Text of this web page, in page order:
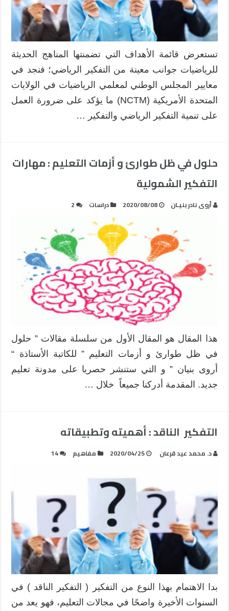
تستعرض قائمة الأهداف التي تضمنتها المناهج الحديثة
للرياضيات جوانب معينة من التفكير الرياضي؛ فنجد في
معايير المجلس الوطني لمعلمي الرياضيات في الولايات
المتحدة الأمريكية (NCTM) ما يؤكد على ضرورة العمل
على تنمية التفكير الرياضي والتفكير …
حلول في ظل طوارئ و أزمات التعليم : مهارات
التفكير الشمولية
أروى نادر بنيـان 2020/08/08 دراسات 2
هذا المقال هو المقال الأول من سلسلة مقالات ” حلول
في ظل طوارئ و أزمات التعليم ” للكاتبة الأستاذة “
أروى بنيان ” و التي ستنشر حصريا على مدونة تعليم
جديد. المقدمة أدركنا جميعاً خلال …
التفكير الناقد : أهميته وتطبيقاته
د. محمد عيد قرعان 2020/04/25 مفاهيم 14
بدا الاهتمام بهذا النوع من التفكير ( التفكير الناقد ) في
السنوات الأخيرة واضحًا في مجالات التعليم، فهو يعد من